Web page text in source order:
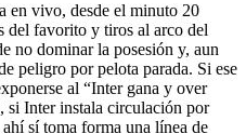
en vivo, desde el minuto 20
del favorito y tiros al arco del
no dominar la posesión y, aun
peligro por pelota parada. Si ese
al “Inter gana y over
si Inter instala circulación por
sí toma forma una línea de